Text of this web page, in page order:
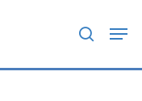
search